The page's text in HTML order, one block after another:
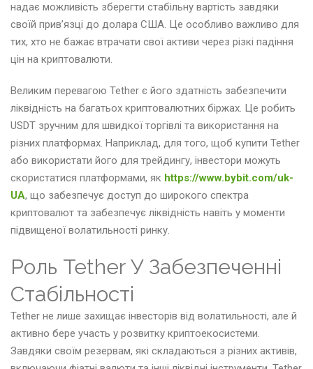
надає можливість зберегти стабільну вартість завдяки
своїй прив’язці до долара США. Це особливо важливо для
тих, хто не бажає втрачати свої активи через різкі падіння
цін на криптовалюти.
Великим перевагою Tether є його здатність забезпечити
ліквідність на багатьох криптовалютних біржах. Це робить
USDT зручним для швидкої торгівлі та використання на
різних платформах. Наприклад, для того, щоб купити Tether
або використати його для трейдингу, інвестори можуть
скористатися платформами, як https://www.bybit.com/uk-
UA, що забезпечує доступ до широкого спектра
криптовалют та забезпечує ліквідність навіть у моменти
підвищеної волатильності ринку.
Роль Tether У Забезпеченні
Стабільності
Tether не лише захищає інвесторів від волатильності, але й
активно бере участь у розвитку криптоекосистеми.
Завдяки своїм резервам, які складаються з різних активів,